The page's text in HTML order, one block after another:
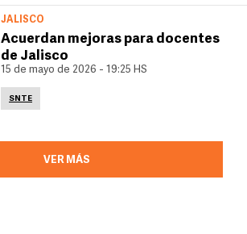
JALISCO
Acuerdan mejoras para docentes
de Jalisco
15 de mayo de 2026 - 19:25 HS
SNTE
VER MÁS